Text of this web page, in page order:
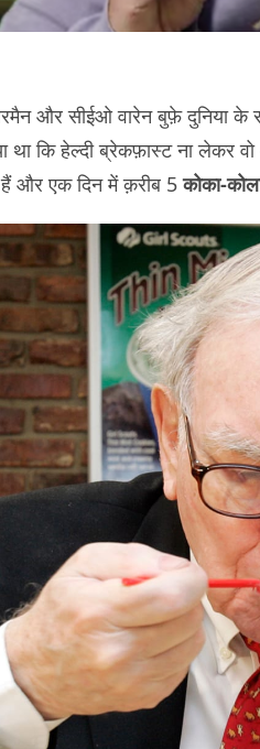
और सीईओ वारेन बुफ़े दुनिया
था कि हेल्दी ब्रेकफ़ास्ट ना लेकर
और एक दिन में क़रीब 5कोका-